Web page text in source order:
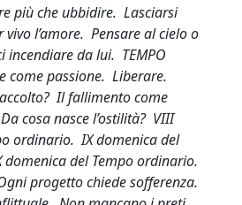
più che ubbidire. Lasciarsi
l’amore. Pensare al cielo o
incendiare da lui. TEMPO
come passione. Liberare.
Il fallimento come
cosa nasce l’ostilità? VIII
ordinario. IX domenica del
del Tempo ordinario.
progetto chiede sofferenza.